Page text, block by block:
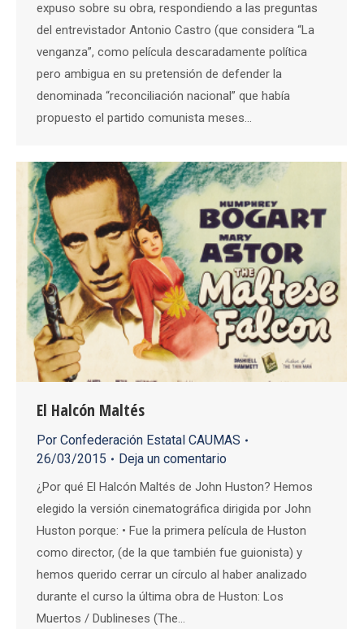
expuso sobre su obra, respondiendo a las preguntas
del entrevistador Antonio Castro (que considera “La
venganza”, como película descaradamente política
pero ambigua en su pretensión de defender la
denominada “reconciliación nacional” que había
propuesto el partido comunista meses…
El Halcón Maltés
Por Confederación Estatal CAUMAS
26/03/2015
Deja un comentario
¿Por qué El Halcón Maltés de John Huston? Hemos
elegido la versión cinematográfica dirigida por John
Huston porque: • Fue la primera película de Huston
como director, (de la que también fue guionista) y
hemos querido cerrar un círculo al haber analizado
durante el curso la última obra de Huston: Los
Muertos / Dublineses (The…